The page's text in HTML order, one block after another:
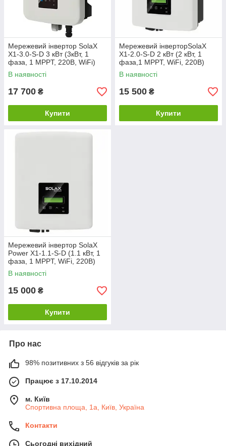
Мережевий інвертор SolaX
X1-3.0-S-D 3 кВт (3кВт, 1
фаза, 1 MPPT, 220В, WiFi)
В наявності
17 700 ₴
Купити
Мережевий інверторSolaX
X1-2.0-S-D 2 кВт (2 кВт, 1
фаза,1 MPPT, WiFi, 220В)
В наявності
15 500 ₴
Купити
Мережевий інвертор SolaX
Power X1-1.1-S-D (1.1 кВт, 1
фаза, 1 MPPT, WiFi, 220В)
В наявності
15 000 ₴
Купити
Про нас
98% позитивних з 56 відгуків за рік
Працює з 17.10.2014
м. Київ
Спортивна площа, 1а, Київ, Україна
Контакти
Сьогодні вихідний